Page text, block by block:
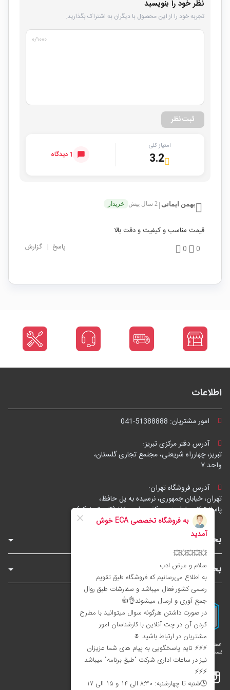
نظر خود را بنویسید
تجربه خود را از این محصول با دیگران به اشتراک بگذارید.
۰/۱۰۰۰
ثبت نظر
امتیاز کلی
3.2 1 دیدگاه
بهمن ایمانی 2 سال پیش خریدار
قیمت مناسب و کیفیت و دقت بالا
0
0 پاسخ | گزارش
اطلاعات
امور مشتریان: 041-51388888
آدرس دفتر مرکزی تبریز:
تبریز، چهارراه شریعتی، مجتمع تجاری گلستان،
واحد ۷
آدرس فروشگاه تهران:
تهران، خیابان جمهوری، نرسیده به پل حافظ،
پاساژ توکل، طبقه زیرهمکف، واحد B6 (تاپ ترونیک)
بخش‌های فروشگاه
بخش‌های سایت
اینستاگرام